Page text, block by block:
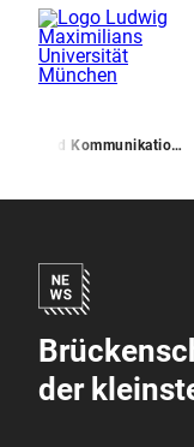
und Kommunikation (PuK)
der